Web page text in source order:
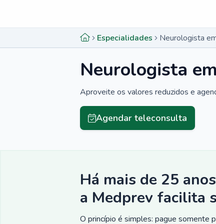
Especialidades Neurologista
Neurologista
Aproveite os valores reduzidos e
Agendar teleconsulta
Há mais de 25 anos
a Medprev facilita
O princípio é simples: pague somente